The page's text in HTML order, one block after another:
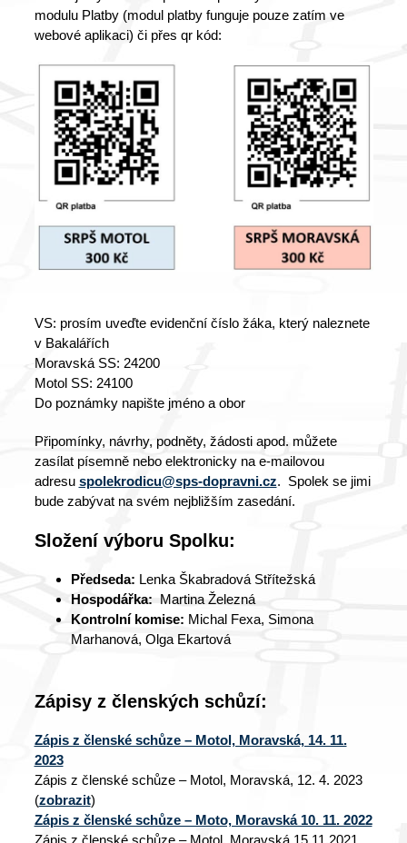
modulu Platby (modul platby funguje pouze zatím ve
webové aplikaci) či přes qr kód:
VS: prosím uveďte evidenční číslo žáka, který naleznete
v Bakalářích
Moravská SS: 24200
Motol SS: 24100
Do poznámky napište jméno a obor
Připomínky, návrhy, podněty, žádosti apod. můžete
zasílat písemně nebo elektronicky na e-mailovou
adresu spolekrodicu@sps-dopravni.cz. Spolek se jimi
bude zabývat na svém nejbližším zasedání.
Složení výboru Spolku:
Předseda: Lenka Škabradová Střítežská
Hospodářka: Martina Železná
Kontrolní komise: Michal Fexa, Simona
Marhanová, Olga Ekartová
Zápisy z členských schůzí:
Zápis z členské schůze – Motol, Moravská, 14. 11.
2023
Zápis z členské schůze – Motol, Moravská, 12. 4. 2023
(zobrazit)
Zápis z členské schůze – Moto, Moravská 10. 11. 2022
Zápis z členské schůze – Motol, Moravská 15.11.2021